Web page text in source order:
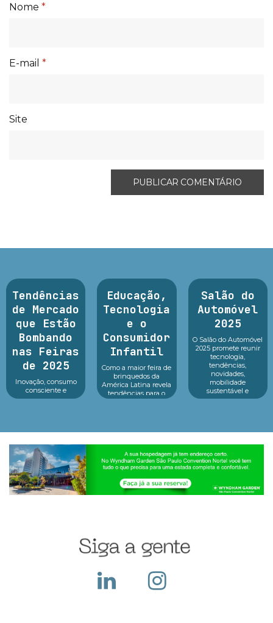
Nome *
E-mail *
Site
Tendências
de Mercado
que Estão
Bombando
nas Feiras
de 2025
Inovação, consumo
consciente e
tecnologia no centro
estão revelando um
cheio de opor...
Educação,
Tecnologia
e o
Consumidor
Infantil
Como a maior feira de
brinquedos da
América Latina revela
tendências para o
futuro das crianças
Salão do
Automóvel
2025
O Salão do Automóvel
2025 promete reunir
tecnologia,
tendências,
novidades,
mobilidade
sustentável e
inovação em um só